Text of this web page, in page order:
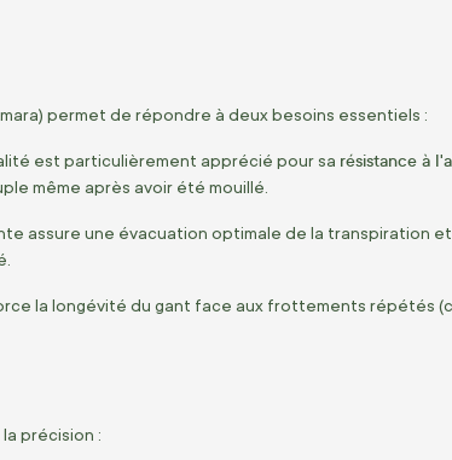
permet de répondre à deux besoins essentiels :
est particulièrement apprécié pour sa résistance à
même après avoir été mouillé.
assure une évacuation optimale de la transpiration
la longévité du gant face aux frottements répétés
précision :